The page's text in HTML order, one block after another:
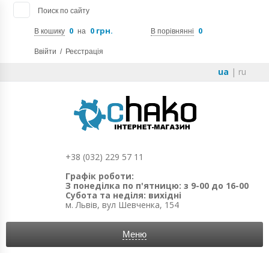
Поиск по сайту
В кошику 0 на 0 грн. В порівнянні 0
Ввійти / Реєстрація
ua | ru
+38 (032) 229 57 11
Графік роботи:
З понеділка по п'ятницю: з 9-00 до 16-00
Субота та неділя: вихідні
м. Львів, вул Шевченка, 154
Меню